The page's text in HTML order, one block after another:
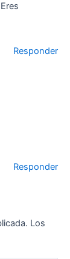
Responder
Responder
Los